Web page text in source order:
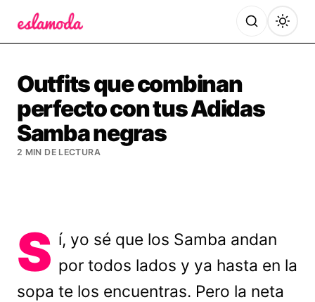
Outfits que combinan
perfecto con tus Adidas
Samba negras
2 MIN DE LECTURA
S í, yo sé que los Samba andan
por todos lados y ya hasta en la
sopa te los encuentras. Pero la neta